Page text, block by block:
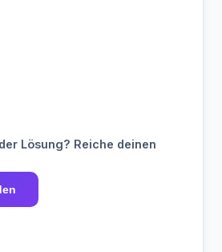
Lösung? Reiche deinen